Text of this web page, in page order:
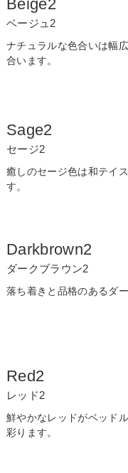
Beige2
ベージュ2
ナチュラルな色合いは幅
合います。
Sage2
セージ2
癒しのセージ色は和テイ
す。
Darkbrown2
ダークブラウン2
落ち着きと品格のあるダー
Red2
レッド2
鮮やかなレッドがベッド
彩ります。